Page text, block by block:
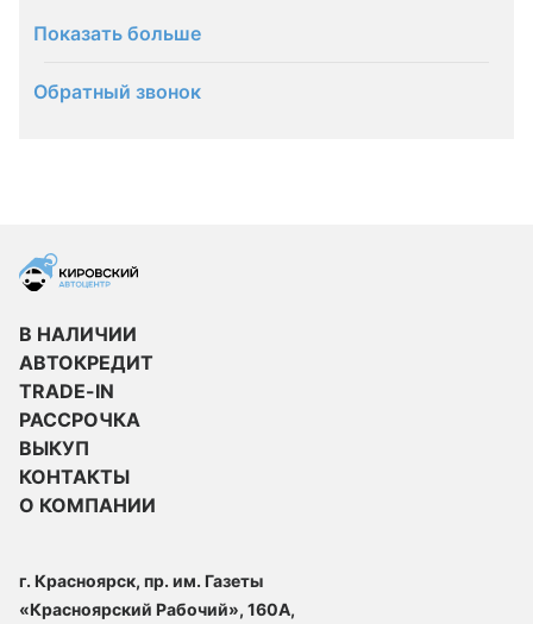
Показать больше
Обратный звонок
В НАЛИЧИИ
АВТОКРЕДИТ
TRADE-IN
РАССРОЧКА
ВЫКУП
КОНТАКТЫ
О КОМПАНИИ
г. Красноярск, пр. им. Газеты
«Красноярский Рабочий», 160А,